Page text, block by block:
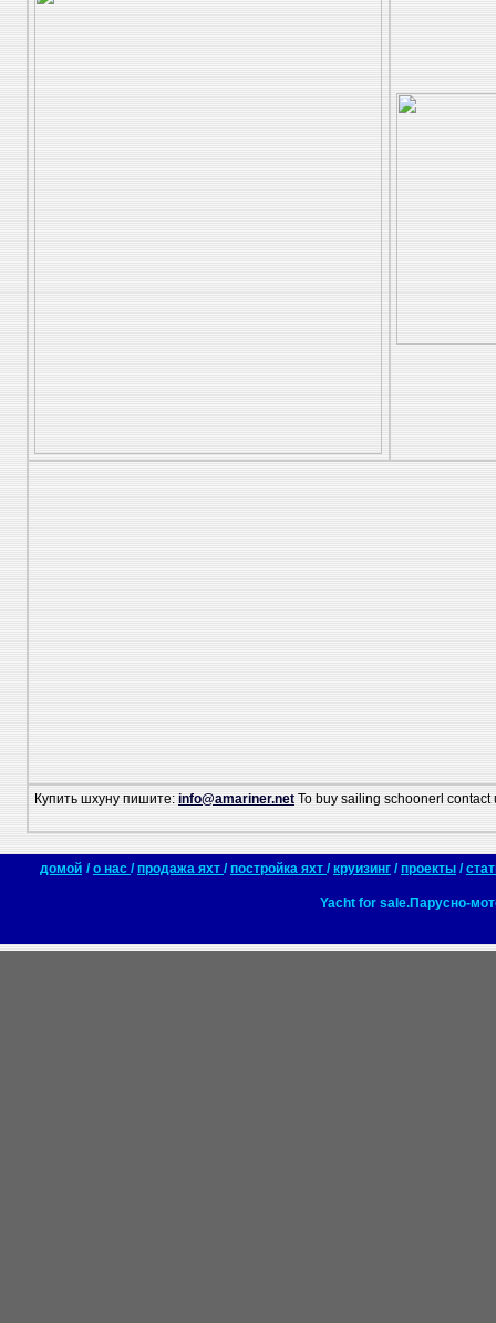
Купить шхуну пишите: info@amariner.net To buy sailing schoonerl contact
домой /о нас /продажа яхт /постройка яхт /круизинг /проекты /
Yacht for sale.Парусно-